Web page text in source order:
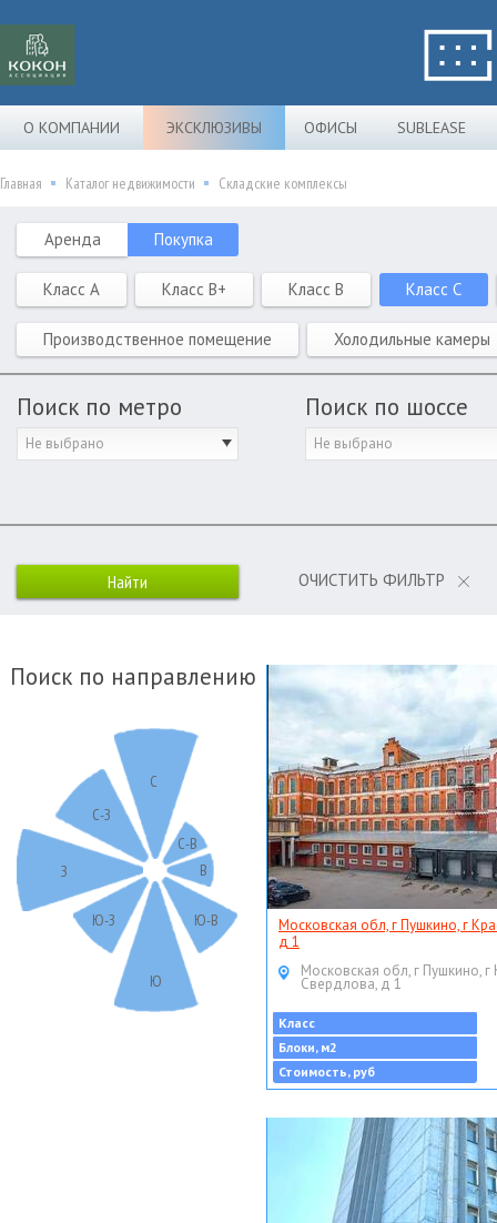
О КОМПАНИИ ЭКСКЛЮЗИВЫ ОФИСЫ SUBLEASE
Главная Каталог недвижимости Складские комплексы
Аренда Покупка
Класс A Класс B+ Класс B Класс C
Производственное помещение Холодильные камеры
Поиск по метро
Не выбрано
Поиск по шоссе
Не выбрано
ОЧИСТИТЬ ФИЛЬТР
Поиск по направлению
С
С-В
В
Ю-В
Ю
Ю-З
З
С-З
Московская обл, г Пушкино, г
д 1
Московская обл, г Пушкино, г
Свердлова, д 1
Класс
Блоки, м2
Стоимость, руб